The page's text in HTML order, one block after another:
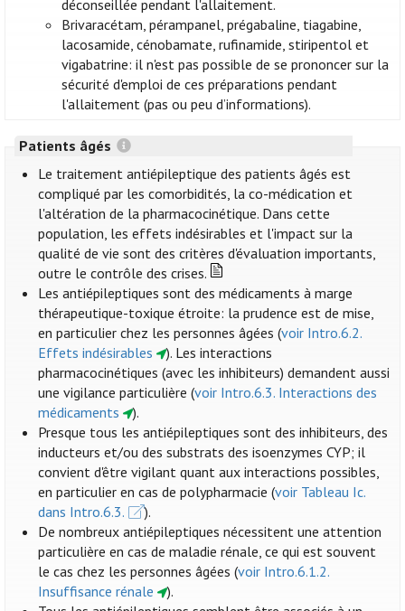
déconseillée pendant l'allaitement.
Brivaracétam, pérampanel, prégabaline, tiagabine,
lacosamide, cénobamate, rufinamide, stiripentol et
vigabatrine: il n'est pas possible de se prononcer sur la
sécurité d'emploi de ces préparations pendant
l'allaitement (pas ou peu d’informations).
Patients âgés
Le traitement antiépileptique des patients âgés est
compliqué par les comorbidités, la co-médication et
l'altération de la pharmacocinétique. Dans cette
population, les effets indésirables et l'impact sur la
qualité de vie sont des critères d'évaluation importants,
outre le contrôle des crises.
Les antiépileptiques sont des médicaments à marge
thérapeutique-toxique étroite: la prudence est de mise,
en particulier chez les personnes âgées (voir Intro.6.2.
Effets indésirables
). Les interactions
pharmacocinétiques (avec les inhibiteurs) demandent aussi
une vigilance particulière (voir Intro.6.3. Interactions des
médicaments
).
Presque tous les antiépileptiques sont des inhibiteurs, des
inducteurs et/ou des substrats des isoenzymes CYP; il
convient d'être vigilant quant aux interactions possibles,
en particulier en cas de polypharmacie (voir Tableau Ic.
dans Intro.6.3.
).
De nombreux antiépileptiques nécessitent une attention
particulière en cas de maladie rénale, ce qui est souvent
le cas chez les personnes âgées (voir Intro.6.1.2.
Insuffisance rénale
).